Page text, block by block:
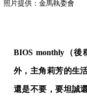
照片提供：金馬執委會
BIOS monthly（
外，主角莉芳的生
還是不要，要坦誠